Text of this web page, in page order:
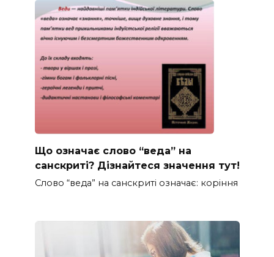
Що означає слово “веда” на
санскриті? Дізнайтеся значення тут!
Слово “веда” на санскриті означає: коріння